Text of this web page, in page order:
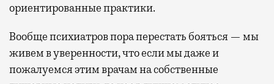
ориентированные практики.
Вообще психиатров пора перестать бояться — мы
живем в уверенности, что если мы даже и
пожалуемся этим врачам на собственные